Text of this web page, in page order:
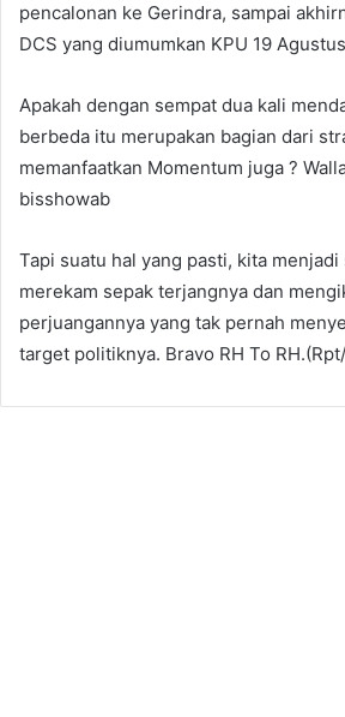
pencalonan ke Gerindra, sampai
DCS yang diumumkan KPU 19
Apakah dengan sempat dua kali
berbeda itu merupakan bagian dari
memanfaatkan Momentum juga ?
bisshowab
Tapi suatu hal yang pasti, kita
merekam sepak terjangnya dan
perjuangannya yang tak pernah
target politiknya. Bravo RH To